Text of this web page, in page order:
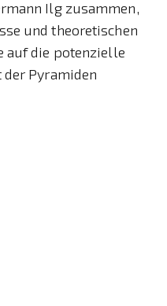
Ilg zusammen,
und theoretischen
auf die potenzielle
Pyramiden